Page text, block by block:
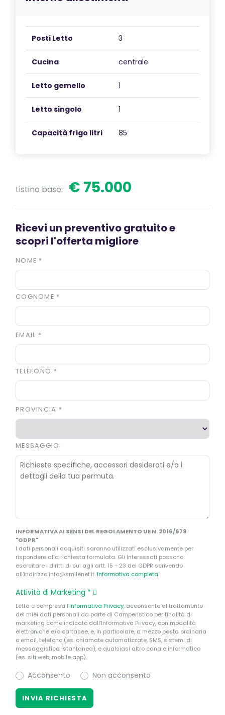
Posti Letto 3
Cucina centrale
Letto gemello 1
Letto singolo 1
Capacità frigo litri 85
Listino base: € 75.000
Ricevi un preventivo gratuito e
scopri l'offerta migliore
NOME *
COGNOME *
EMAIL *
TELEFONO *
PROVINCIA *
MESSAGGIO
INFORMATIVA AI SENSI DEL REGOLAMENTO UE N. 2016/679
"GDPR"
I dati personali acquisiti saranno utilizzati esclusivamente per
rispondere alla richiesta formulata. Gli Interessati possono
esercitare i diritti di cui agli artt. 15 - 23 del GDPR scrivendo
all'indirizzo info@smilenet.it.Informativa completa.
Attività di Marketing *
Letta e compresa l’Informativa Privacy, acconsento al trattamento
dei miei dati personali da parte di Camperistico per finalità di
marketing come indicato dall’Informativa Privacy, con modalità
elettroniche e/o cartacee, e, in particolare, a mezzo posta ordinaria
o email, telefono (es. chiamate automatizzate, SMS, sistemi di
messaggistica istantanea), e qualsiasi altro canale informatico
(es. siti web, mobile app).
Acconsento Non acconsento